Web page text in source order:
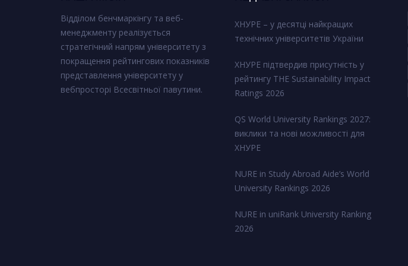
Відділом бенчмаркінгу та веб-
менеджменту реалізується
стратегічний напрям університету з
покращення рейтингових показників
представлення університету у
вебпросторі Всесвітньої павутини.
ХНУРЕ – у десятці найкращих
технічних університетів України
ХНУРЕ підтвердив присутність у
рейтингу THE Sustainability Impact
Ratings 2026
QS World University Rankings 2027:
виклики та нові можливості для
ХНУРЕ
NURE in Study Abroad Aide’s World
University Rankings 2026
NURE in uniRank University Ranking
2026